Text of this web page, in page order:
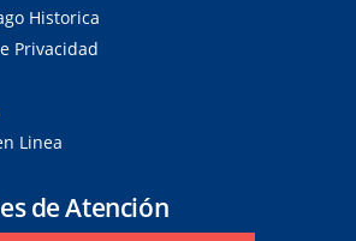
Historica
Privacidad
Linea
de Atención